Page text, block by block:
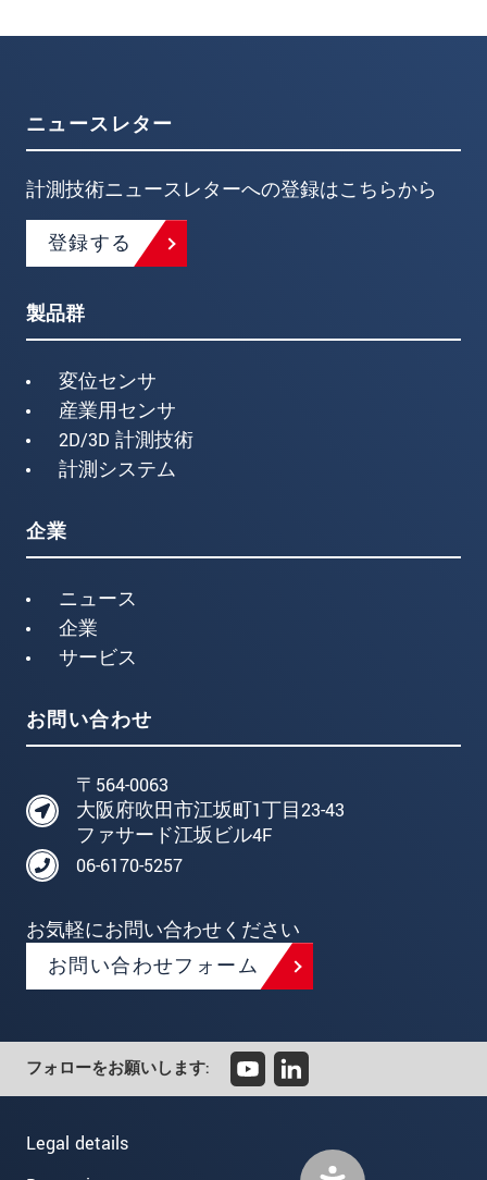
ニュースレター
計測技術ニュースレターへの登録はこちらから
登録する
製品群
変位センサ
産業用センサ
2D/3D 計測技術
計測システム
企業
ニュース
企業
サービス
お問い合わせ
〒564-0063
大阪府吹田市江坂町1丁目23-43
ファサード江坂ビル4F
06-6170-5257
お気軽にお問い合わせください
お問い合わせフォーム
フォローをお願いします:
Legal details